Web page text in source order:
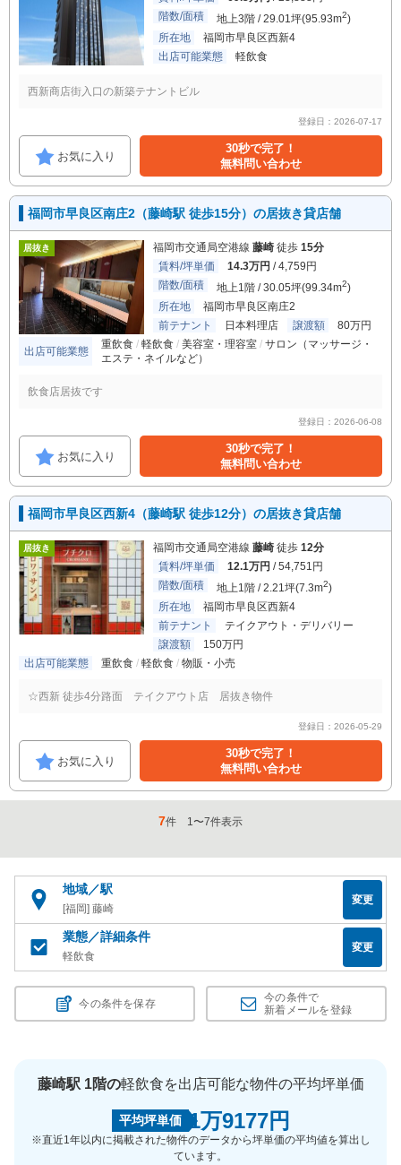
階数/面積
地上3階 / 29.01坪(95.93m2)
所在地
福岡市早良区西新4
出店可能業態
軽飲食
西新商店街入口の新築テナントビル
登録日：2026-07-17
お気に入り
30秒で完了！
無料問い合わせ
福岡市早良区南庄2（藤崎駅 徒歩15分）の居抜き貸店舗
居抜き 福岡市交通局空港線 藤崎 徒歩 15分
賃料/坪単価
14.3万円 / 4,759円
階数/面積
地上1階 / 30.05坪(99.34m2)
所在地
福岡市早良区南庄2
前テナント
日本料理店 譲渡額 80万円
出店可能業態
重飲食 軽飲食 美容室・理容室
サロン（マッサージ・
エステ・ネイルなど）
飲食店居抜です
登録日：2026-06-08
お気に入り
30秒で完了！
無料問い合わせ
福岡市早良区西新4（藤崎駅 徒歩12分）の居抜き貸店舗
居抜き 福岡市交通局空港線 藤崎 徒歩 12分
賃料/坪単価
12.1万円 / 54,751円
階数/面積
地上1階 / 2.21坪(7.3m2)
所在地
福岡市早良区西新4
前テナント
テイクアウト・デリバリー
譲渡額
150万円
出店可能業態
重飲食 軽飲食 物販・小売
☆西新 徒歩4分路面 テイクアウト店 居抜き物件
登録日：2026-05-29
お気に入り
30秒で完了！
無料問い合わせ
7件 1〜7件表示
地域／駅
[福岡] 藤崎
変更
業態／詳細条件
軽飲食
変更
今の条件を保存
今の条件で
新着メールを登録
藤崎駅 1階の軽飲食を出店可能な物件の平均坪単価
平均坪単価 1万9177円
※直近1年以内に掲載された物件のデータから坪単価の平均値を算出し
ています。